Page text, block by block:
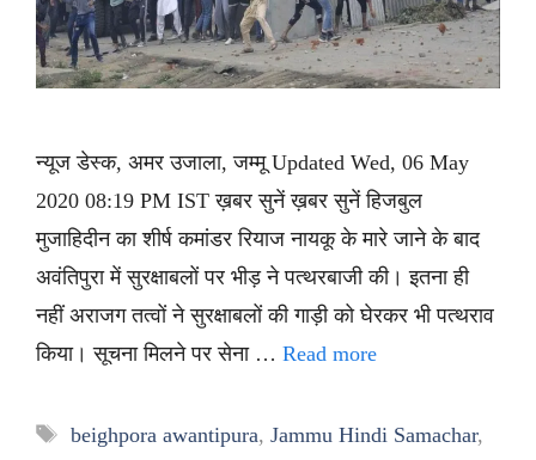
न्यूज डेस्क, अमर उजाला, जम्मू Updated Wed, 06 May
2020 08:19 PM IST ख़बर सुनें ख़बर सुनें हिजबुल
मुजाहिदीन का शीर्ष कमांडर रियाज नायकू के मारे जाने के बाद
अवंतिपुरा में सुरक्षाबलों पर भीड़ ने पत्थरबाजी की। इतना ही
नहीं अराजग तत्वों ने सुरक्षाबलों की गाड़ी को घेरकर भी पत्थराव
किया। सूचना मिलने पर सेना … Read more
Tags
beighpora awantipura, Jammu Hindi Samachar,